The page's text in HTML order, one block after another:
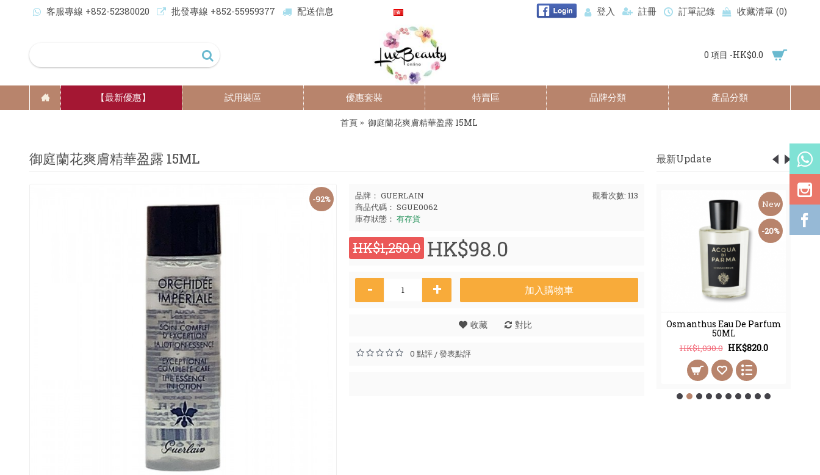
客服專線 +852-52380020 批發專線 +852-55959377 配送信息 登入 註冊 訂單記錄 收藏清單 (0)
0 項目 -HK$0.0
【最新優惠】 試用裝區 優惠套裝 特賣區 品牌分類 產品分類
首頁 御庭蘭花爽膚精華盈露 15ML
最新Update
Osmanthus Eau De Parfum
New
-20%
Osmanthus Eau De Parfum
50ML
HK$1,030.0 HK$820.0
御庭蘭花爽膚精華盈露 15ML
-92% 觀看次數: 113
品牌： GUERLAIN
商品代碼： SGUE0062
庫存狀態： 有存貨
HK$1,250.0 HK$98.0
- + 加入購物車
收藏 對比
0 點評/發表點評